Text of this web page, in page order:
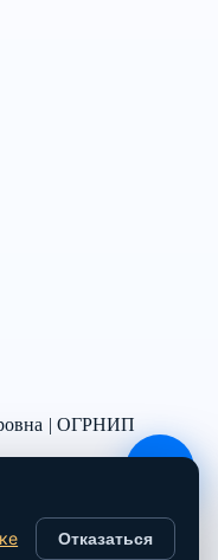
| ОГРНИП
it.ru
Отказаться